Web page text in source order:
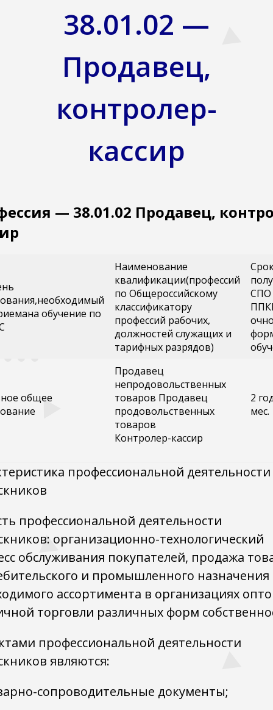
38.01.02 —
Продавец,
контролер-
кассир
— 38.01.02 Продавец,
обучение по
Наименование
квалификации(профессий
по Общероссийскому
классификатору
профессий рабочих,
должностей служащих и
тарифных разрядов)
СПО
общее
Продавец
непродовольственных
товаров Продавец
продовольственных
товаров
Контролер-кассир
2
мес.
профессиональной деятельности
профессиональной деятельности
организационно-технологический
обслуживания покупателей, продажа
и промышленного назначения
ассортимента в организациях
торговли различных форм
профессиональной деятельности
являются:
сопроводительные документы;